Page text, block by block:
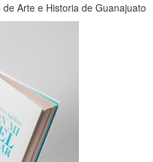
Arte e Historia de Guanajuato